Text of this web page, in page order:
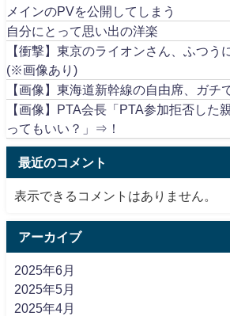
メインのPVを公開してしまう
自分にとって思い出の洋楽
【衝撃】東京のライオンさん、ふつう
(※画像あり)
【画像】東海道新幹線の自由席、ガチ
【画像】PTA会長「PTA参加拒否した
ってもいい？」⇒！
最近のコメント
表示できるコメントはありません。
アーカイブ
2025年6月
2025年5月
2025年4月